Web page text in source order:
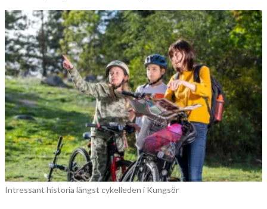
Intressant historia längst cykelleden i Kungsör